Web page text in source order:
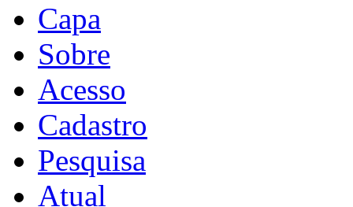
Capa
Sobre
Acesso
Cadastro
Pesquisa
Atual